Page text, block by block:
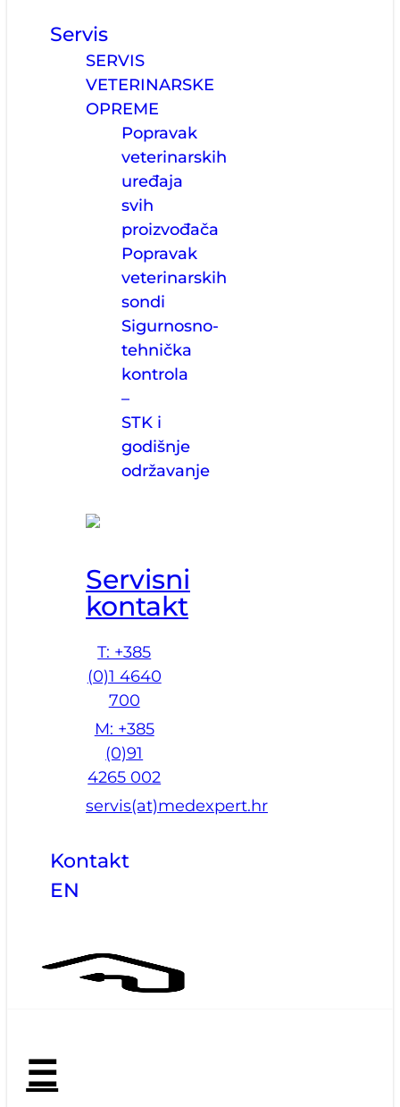
Servis
SERVIS
VETERINARSKE
OPREME
Popravak
veterinarskih
uređaja
svih
proizvođača
Popravak
veterinarskih
sondi
Sigurnosno-
tehnička
kontrola
–
STK i
godišnje
održavanje
Servisni
kontakt
T: +385
(0)1 4640
700
M: +385
(0)91
4265 002
servis(at)medexpert.hr
Kontakt
EN
☰